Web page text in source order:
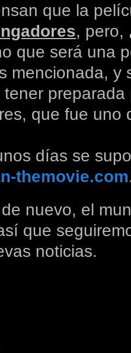
que la
, pero,
que será una
mencionada, y
que fue uno
días se
themovie.com
nuevo, el
que
noticias.